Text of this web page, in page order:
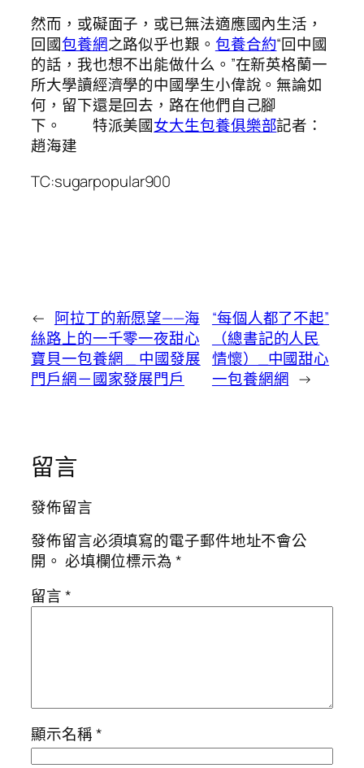
然而，或礙面子，或已無法適應國內生活，
回國包養網之路似乎也艱。 包養合約“回中國
的話，我也想不出能做什么。”在新英格蘭一
所大學讀經濟學的中國學生小偉說。無論如
何，留下還是回去，路在他們自己腳
下。 特派美國女大生包養俱樂部記者：
趙海建
TC:sugarpopular900
← 阿拉丁的新愿望——海
絲路上的一千零一夜甜心
寶貝一包養網 _ 中國發展
門戶網－國家發展門戶
“每個人都了不起”
（總書記的人民
情懷）_中國甜心
一包養網網 →
留言
發佈留言
發佈留言必須填寫的電子郵件地址不會公
開。 必填欄位標示為*
留言*
顯示名稱*